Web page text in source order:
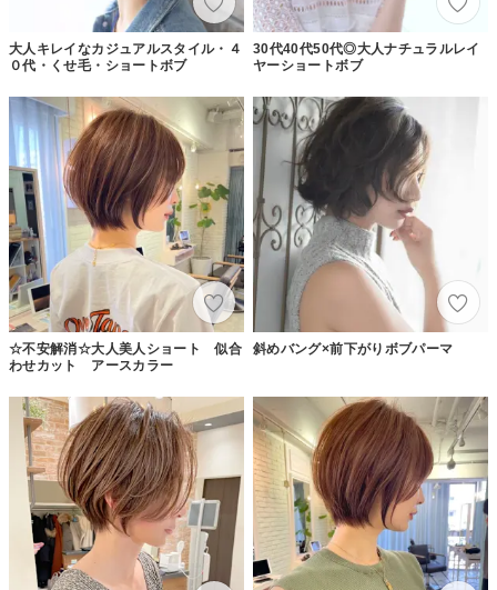
大人キレイなカジュアルスタイル・４
０代・くせ毛・ショートボブ
30代40代50代◎大人ナチュラルレイ
ヤーショートボブ
☆不安解消☆大人美人ショート 似合
わせカット アースカラー
斜めバング×前下がりボブパーマ